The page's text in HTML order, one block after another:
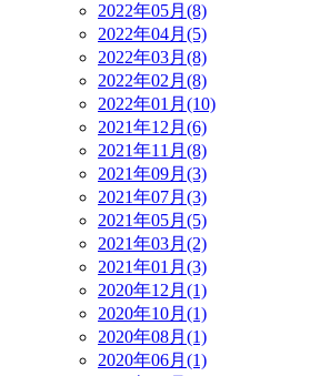
2022年05月(8)
2022年04月(5)
2022年03月(8)
2022年02月(8)
2022年01月(10)
2021年12月(6)
2021年11月(8)
2021年09月(3)
2021年07月(3)
2021年05月(5)
2021年03月(2)
2021年01月(3)
2020年12月(1)
2020年10月(1)
2020年08月(1)
2020年06月(1)